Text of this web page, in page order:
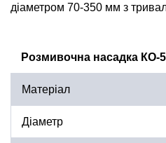
діаметром 70-350 мм з
Розмивочна насадка КО-
Матеріал
Діаметр